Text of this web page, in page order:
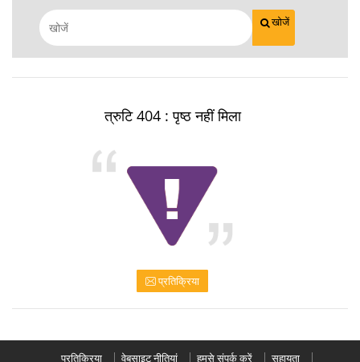
खोजें
त्रुटि 404 : पृष्ठ नहीं मिला
प्रतिक्रिया
प्रतिक्रिया वेबसाइट नीतियां हमसे संपर्क करें सहायता